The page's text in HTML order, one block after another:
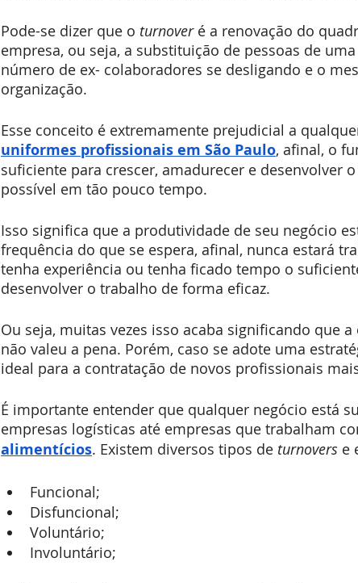
Pode-se dizer que o turnover é a renovação do
empresa, ou seja, a substituição de pessoas de
número de ex- colaboradores se desligando e o
organização.
Esse conceito é extremamente prejudicial a
uniformes profissionais em São Paulo, afinal, o
suficiente para crescer, amadurecer e desenvolver
possível em tão pouco tempo.
Isso significa que a produtividade de seu negócio
frequência do que se espera, afinal, nunca estará
tenha experiência ou tenha ficado tempo o
desenvolver o trabalho de forma eficaz.
Ou seja, muitas vezes isso acaba significando que
não valeu a pena. Porém, caso se adote uma
ideal para a contratação de novos profissionais
É importante entender que qualquer negócio está
empresas logísticas até empresas que trabalham
alimentícios. Existem diversos tipos de turnovers e
Funcional;
Disfuncional;
Voluntário;
Involuntário;